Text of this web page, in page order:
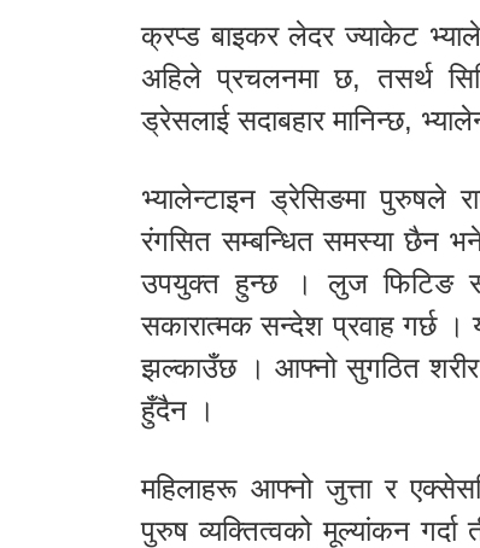
क्रप्ड बाइकर लेदर ज्याकेट
अहिले प्रचलनमा छ, तसर्थ
ड्रेसलाई सदाबहार मानिन्छ,
भ्यालेन्टाइन ड्रेसिङमा पुरुषले
रंगसित सम्बन्धित समस्या छैन
उपयुक्त हुन्छ । लुज फिटिङ
सकारात्मक सन्देश प्रवाह गर्छ ।
झल्काउँछ । आफ्नो सुगठित शरीर
हुँदैन ।
महिलाहरू आफ्नो जुत्ता र
पुरुष व्यक्तित्वको मूल्यांकन